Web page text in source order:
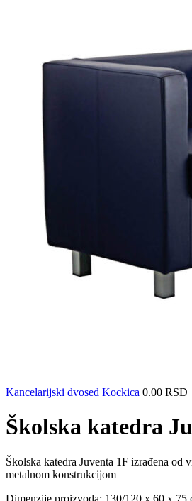
Kancelarijski dvosed Kockica 0.00 RSD
Školska katedra
Školska katedra Juventa 1F izrađena od
metalnom konstrukcijom
Dimenzije proizvoda: 130/120 x 60 x 75